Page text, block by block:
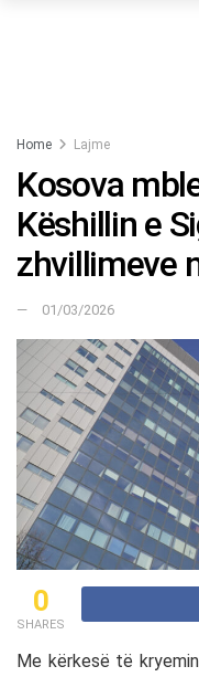
Home Lajme
Kosova
Këshillin e
zhvillimeve
01/03/2026
0
SHARES
Me kërkesë të